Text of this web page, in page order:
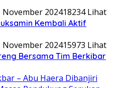
November 202418234 Lihat
Kembali Aktif
November 202415973 Lihat
Bersama Tim Berkibar